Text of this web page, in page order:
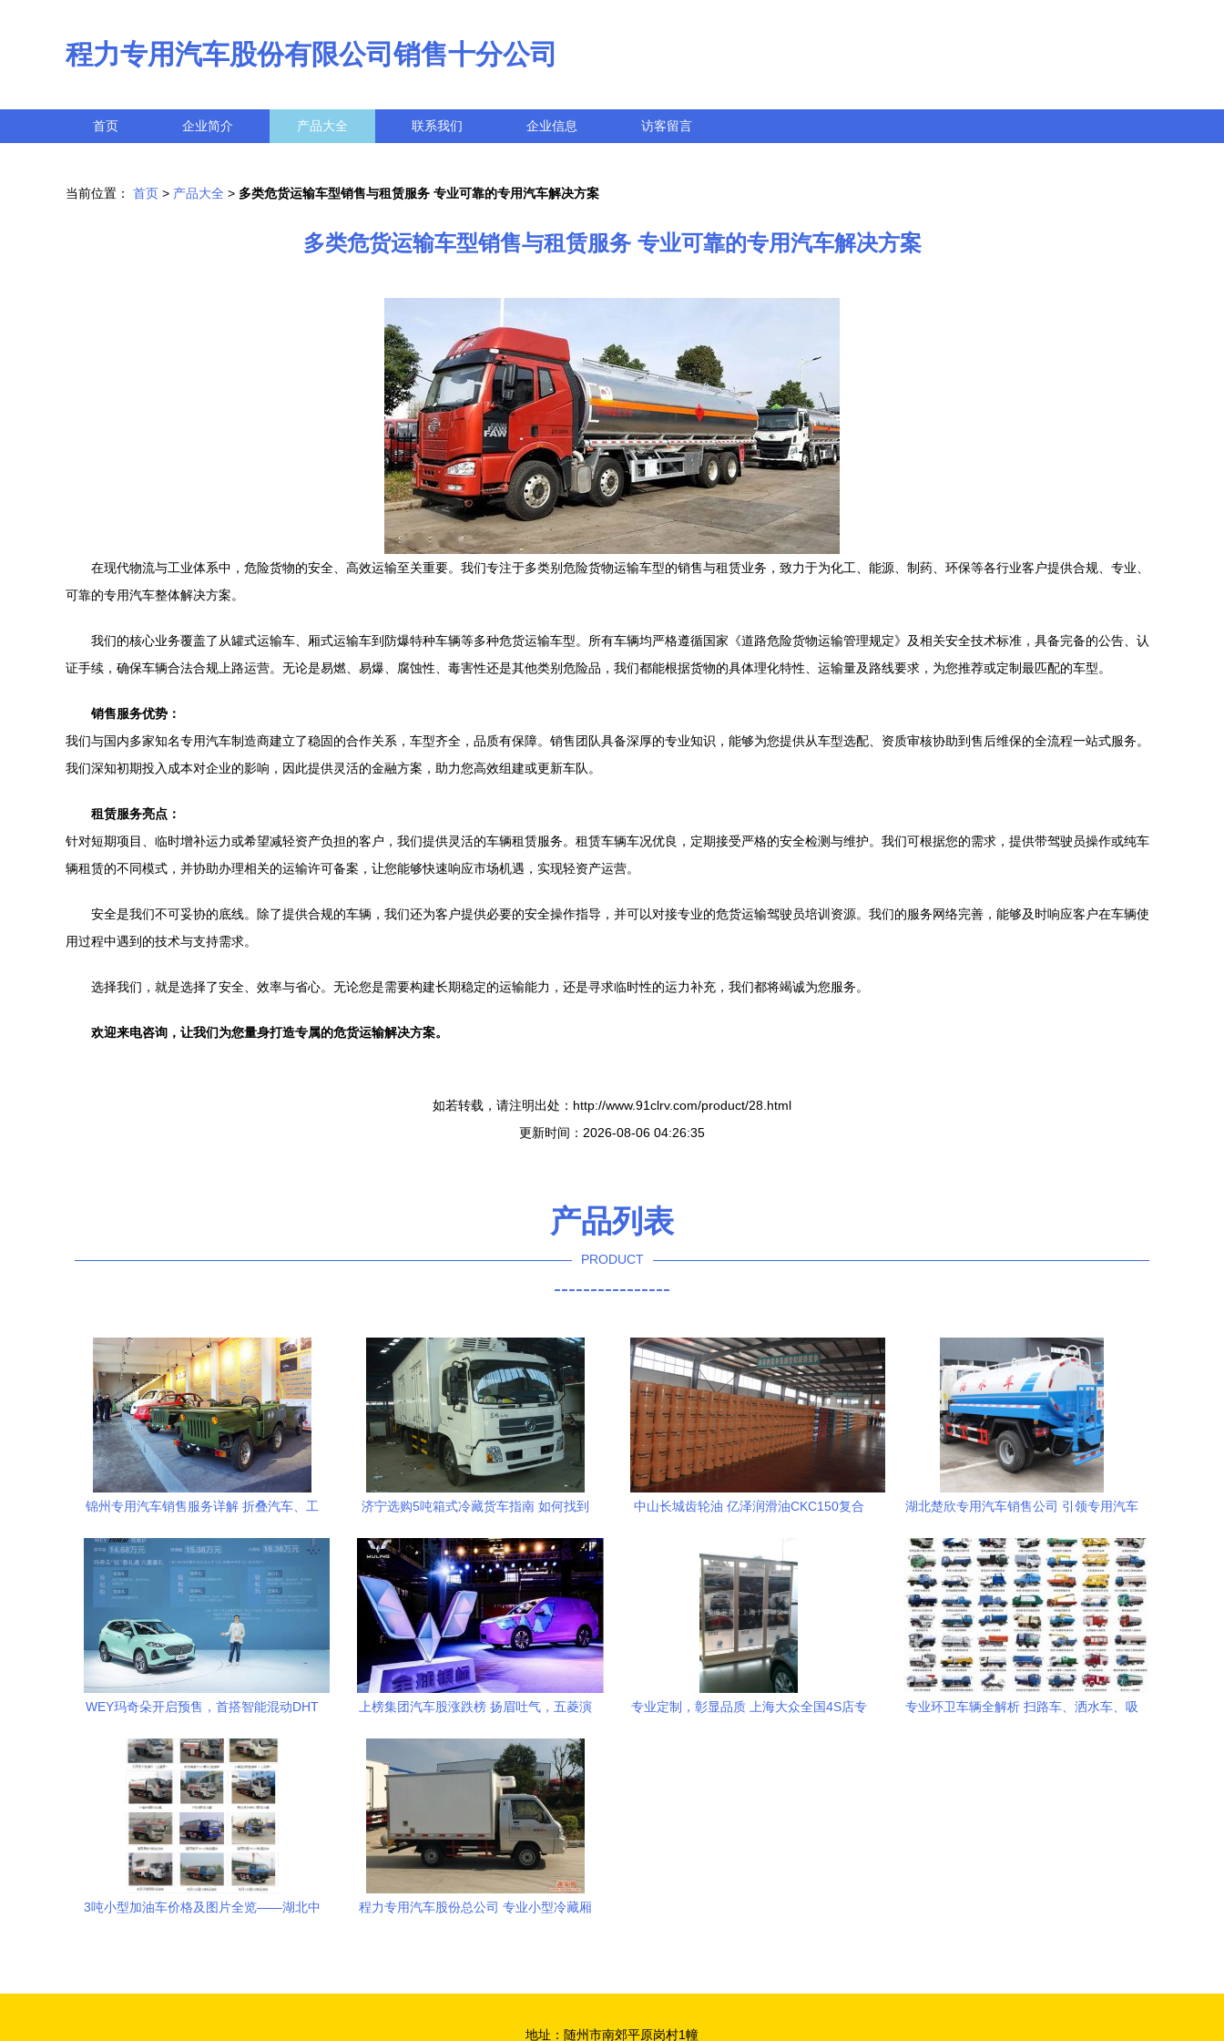
程力专用汽车股份有限公司销售十分公司
首页 企业简介 产品大全 联系我们 企业信息 访客留言
当前位置： 首页 > 产品大全 > 多类危货运输车型销售与租赁服务 专业可靠的专用汽车解决方案
多类危货运输车型销售与租赁服务 专业可靠的专用汽车解决方案
在现代物流与工业体系中，危险货物的安全、高效运输至关重要。我们专注于多类别危险货物运输车型的销售与租赁业务，致力于为化工、能源、制药、环保等各行业客户提供合规、专业、
可靠的专用汽车整体解决方案。
我们的核心业务覆盖了从罐式运输车、厢式运输车到防爆特种车辆等多种危货运输车型。所有车辆均严格遵循国家《道路危险货物运输管理规定》及相关安全技术标准，具备完备的公告、认
证手续，确保车辆合法合规上路运营。无论是易燃、易爆、腐蚀性、毒害性还是其他类别危险品，我们都能根据货物的具体理化特性、运输量及路线要求，为您推荐或定制最匹配的车型。
销售服务优势：
我们与国内多家知名专用汽车制造商建立了稳固的合作关系，车型齐全，品质有保障。销售团队具备深厚的专业知识，能够为您提供从车型选配、资质审核协助到售后维保的全流程一站式服务。
我们深知初期投入成本对企业的影响，因此提供灵活的金融方案，助力您高效组建或更新车队。
租赁服务亮点：
针对短期项目、临时增补运力或希望减轻资产负担的客户，我们提供灵活的车辆租赁服务。租赁车辆车况优良，定期接受严格的安全检测与维护。我们可根据您的需求，提供带驾驶员操作或纯车
辆租赁的不同模式，并协助办理相关的运输许可备案，让您能够快速响应市场机遇，实现轻资产运营。
安全是我们不可妥协的底线。除了提供合规的车辆，我们还为客户提供必要的安全操作指导，并可以对接专业的危货运输驾驶员培训资源。我们的服务网络完善，能够及时响应客户在车辆使
用过程中遇到的技术与支持需求。
选择我们，就是选择了安全、效率与省心。无论您是需要构建长期稳定的运输能力，还是寻求临时性的运力补充，我们都将竭诚为您服务。
欢迎来电咨询，让我们为您量身打造专属的危货运输解决方案。
如若转载，请注明出处：http://www.91clrv.com/product/28.html
更新时间：2026-08-06 04:26:35
产品列表
PRODUCT
----------------
锦州专用汽车销售服务详解 折叠汽车、工
济宁选购5吨箱式冷藏货车指南 如何找到
中山长城齿轮油 亿泽润滑油CKC150复合
湖北楚欣专用汽车销售公司 引领专用汽车
WEY玛奇朵开启预售，首搭智能混动DHT
上榜集团汽车股涨跌榜 扬眉吐气，五菱演
专业定制，彰显品质 上海大众全国4S店专
专业环卫车辆全解析 扫路车、洒水车、吸
3吨小型加油车价格及图片全览——湖北中
程力专用汽车股份总公司 专业小型冷藏厢
地址：随州市南郊平原岗村1幢